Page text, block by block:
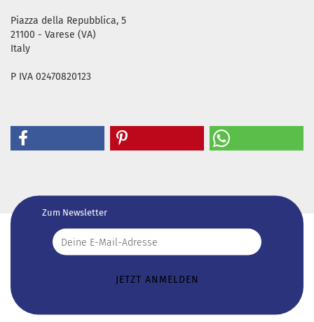
Piazza della Repubblica, 5
21100 - Varese (VA)
Italy
P IVA 02470820123
Zum Newsletter